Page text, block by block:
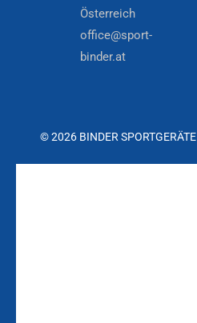
Österreich
office@sport-
binder.at
© 2026 BINDER SPORTGERÄTE